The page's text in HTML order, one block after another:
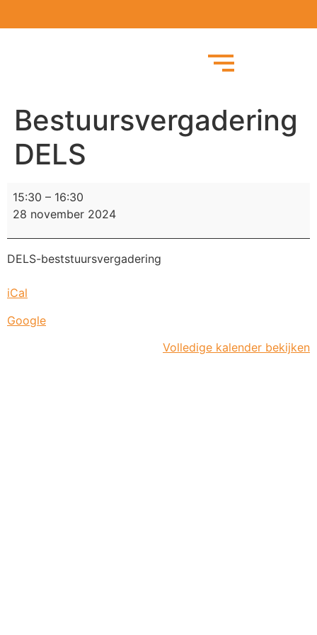
Bestuursvergadering
DELS
15:30 – 16:30
28 november 2024
DELS-beststuursvergadering
iCal
Google
Volledige kalender bekijken